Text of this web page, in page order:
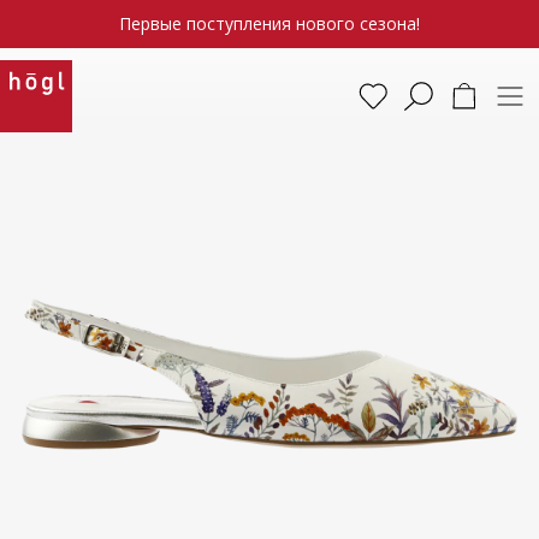
Первые поступления нового сезона!